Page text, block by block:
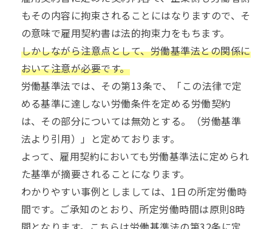
もその内容に拘束されることにはなりますので、そ
の意味で雇用契約書は法的拘束力をもちます。
しかしながら注意点として、労働基準法との関係に
おいて注意が必要です。
労働基準法では、その第13条で、「この法律で定
める基準に達しない労働条件を定める労働契約
は、その部分については無効とする。（労働基準
法より引用）」と定めております。
よって、雇用契約においても労働基準法に定められ
た基準が摘要されることになります。
わかりやすい事例としましては、1日の所定労働時
間です。ご承知のとおり、所定労働時間は原則8時